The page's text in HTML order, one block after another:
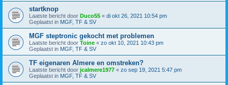
startknop
Laatste bericht door Duco55 « di okt 26, 2021 10:54 pm
Geplaatst in MGF, TF & SV
MGF steptronic gekocht met problemen
Laatste bericht door Toine « zo okt 10, 2021 10:43 pm
Geplaatst in MGF, TF & SV
TF eigenaren Almere en omstreken?
Laatste bericht door jcalmere1977 « zo sep 19, 2021 5:47 pm
Geplaatst in MGF, TF & SV